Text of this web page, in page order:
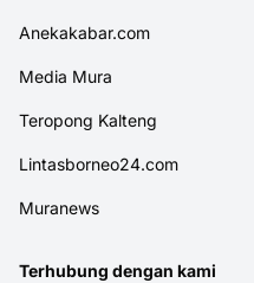
Anekakabar.com
Media Mura
Teropong Kalteng
Lintasborneo24.com
Muranews
Terhubung dengan kami